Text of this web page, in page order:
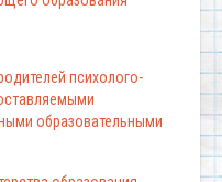
психолого-
образовательными